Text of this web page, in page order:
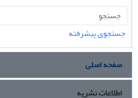
جستجوی پیشرفته
صفحه اصلی
اطلاعات نشریه